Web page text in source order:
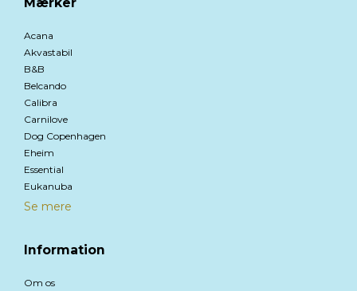
Acana
Akvastabil
B&B
Belcando
Calibra
Carnilove
Dog Copenhagen
Eheim
Essential
Eukanuba
Se mere
Information
Om os